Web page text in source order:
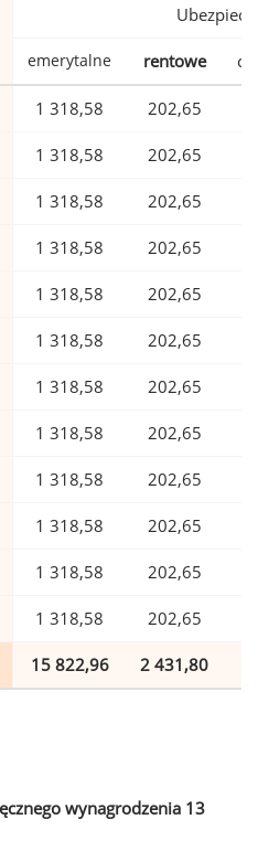
emerytalne rentowe
1 318,58 202,65
1 318,58 202,65
1 318,58 202,65
1 318,58 202,65
1 318,58 202,65
1 318,58 202,65
1 318,58 202,65
1 318,58 202,65
1 318,58 202,65
1 318,58 202,65
1 318,58 202,65
1 318,58 202,65
15 822,96 2 431,80
wynagrodzenia 13